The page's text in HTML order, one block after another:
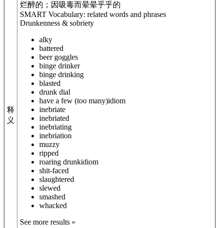
释
义
烂醉的；因吸毒而晕晕乎乎的
SMART Vocabulary: related words and phrases
Drunkenness & sobriety
alky
battered
beer goggles
binge drinker
binge drinking
blasted
drunk dial
have a few (too many)idiom
inebriate
inebriated
inebriating
inebriation
muzzy
ripped
roaring drunkidiom
shit-faced
slaughtered
slewed
smashed
whacked
See more results »